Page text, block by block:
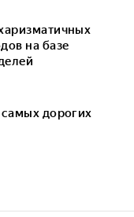
на базе
дорогих